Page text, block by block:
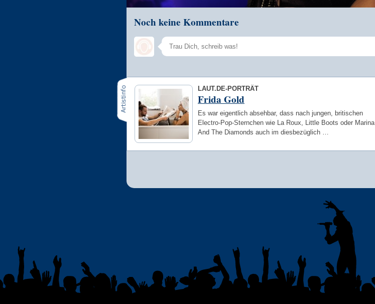
Noch keine Kommentare
LAUT.DE-PORTRÄT
Frida Gold
Es war eigentlich absehbar, dass nach jungen, britischen
Electro-Pop-Sternchen wie La Roux, Little Boots oder Marina
And The Diamonds auch im diesbezüglich …